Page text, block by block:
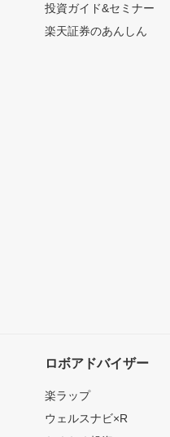
投資ガイド&セミナー
楽天証券のあんしん
ロボアドバイザー
楽ラップ
ウェルスナビ×R